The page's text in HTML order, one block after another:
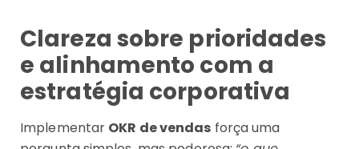
Clareza sobre prioridades
e alinhamento com a
estratégia corporativa
Implementar OKR de vendas força uma